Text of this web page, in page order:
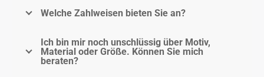
Welche Zahlweisen bieten Sie an?
Ich bin mir noch unschlüssig über Motiv,
Material oder Größe. Können Sie mich
beraten?